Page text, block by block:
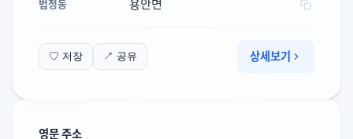
법정동 용안면
♡ 저장 ↗ 공유 상세보기
영문 주소